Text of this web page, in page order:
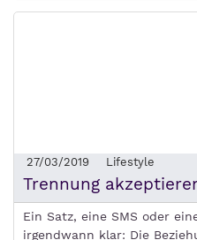
27/03/2019 Lifestyle
Trennung
Ein Satz, eine SMS oder
irgendwann klar: Die